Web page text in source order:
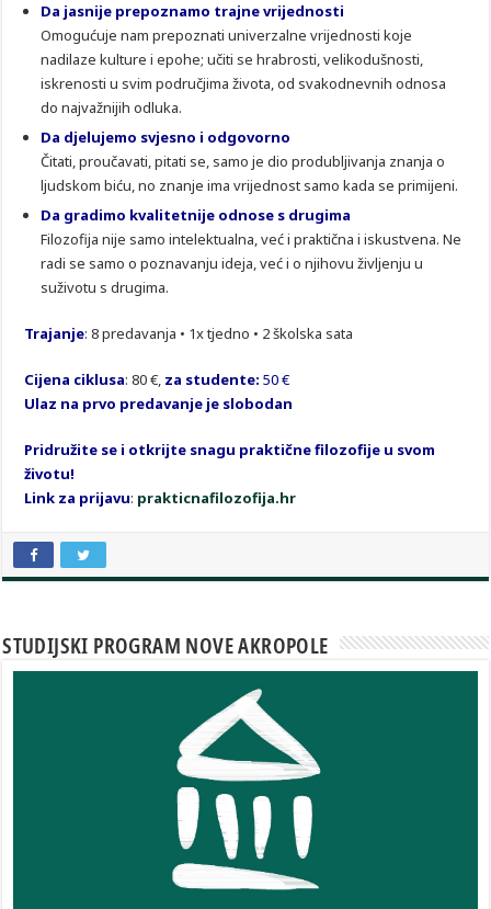
Da jasnije prepoznamo trajne vrijednosti
Omogućuje nam prepoznati univerzalne vrijednosti koje
nadilaze kulture i epohe; učiti se hrabrosti, velikodušnosti,
iskrenosti u svim područjima života, od svakodnevnih odnosa
do najvažnijih odluka.
Da djelujemo svjesno i odgovorno
Čitati, proučavati, pitati se, samo je dio produbljivanja znanja o
ljudskom biću, no znanje ima vrijednost samo kada se primijeni.
Da gradimo kvalitetnije odnose s drugima
Filozofija nije samo intelektualna, već i praktična i iskustvena. Ne
radi se samo o poznavanju ideja, već i o njihovu življenju u
suživotu s drugima.
Trajanje: 8 predavanja • 1x tjedno • 2 školska sata
Cijena ciklusa: 80 €, za studente:50 €
Ulaz na prvo predavanje je slobodan
Pridružite se i otkrijte snagu praktične filozofije u svom
životu!
Link za prijavu: prakticnafilozofija.hr
STUDIJSKI PROGRAM NOVE AKROPOLE